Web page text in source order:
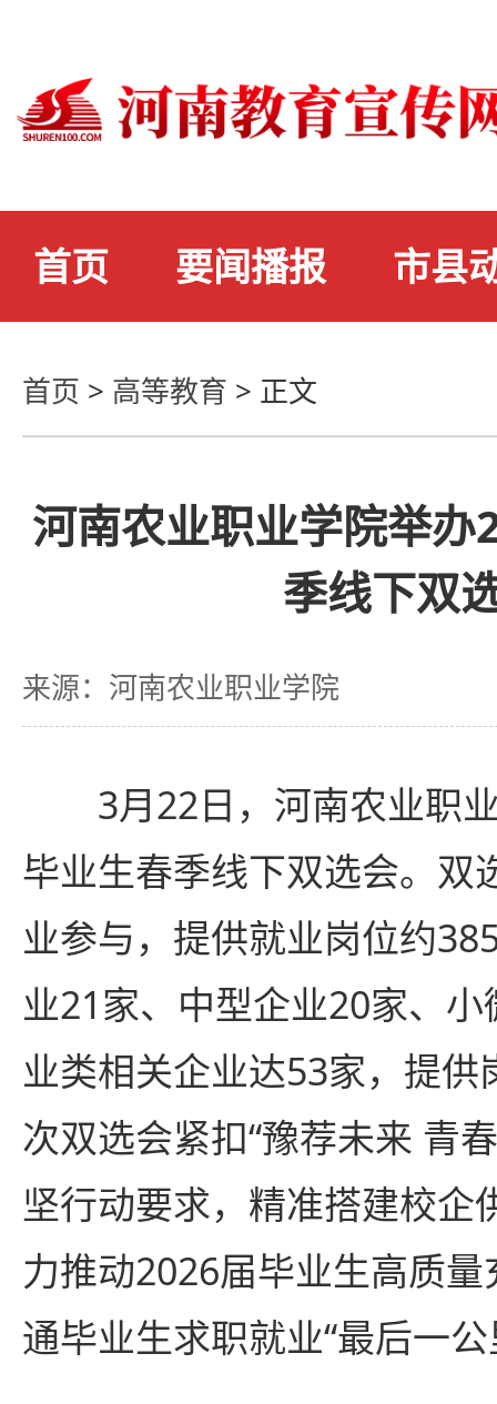
首页 要闻播报 市县
首页 > 高等教育 > 正文
河南农业职业学院举
季线下双
来源：河南农业职业学院
3月22日，河南农业职
毕业生春季线下双选会。双
业参与，提供就业岗位约
业21家、中型企业20家、
业类相关企业达53家，提
次双选会紧扣“豫荐未来 青
坚行动要求，精准搭建校企
力推动2026届毕业生高质
通毕业生求职就业“最后一公